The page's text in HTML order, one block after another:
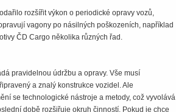
rozšířit výkon o periodické opravy vozů,
vagony po násilných poškozeních, například
ČD Cargo několika různých řad.
pravidelnou údržbu a opravy. Vše musí
a znalý konstrukce vozidel. Ale
se technologické nástroje a metody, což vyvolává
době rozšiřuje okruh činností. Pokud je chce